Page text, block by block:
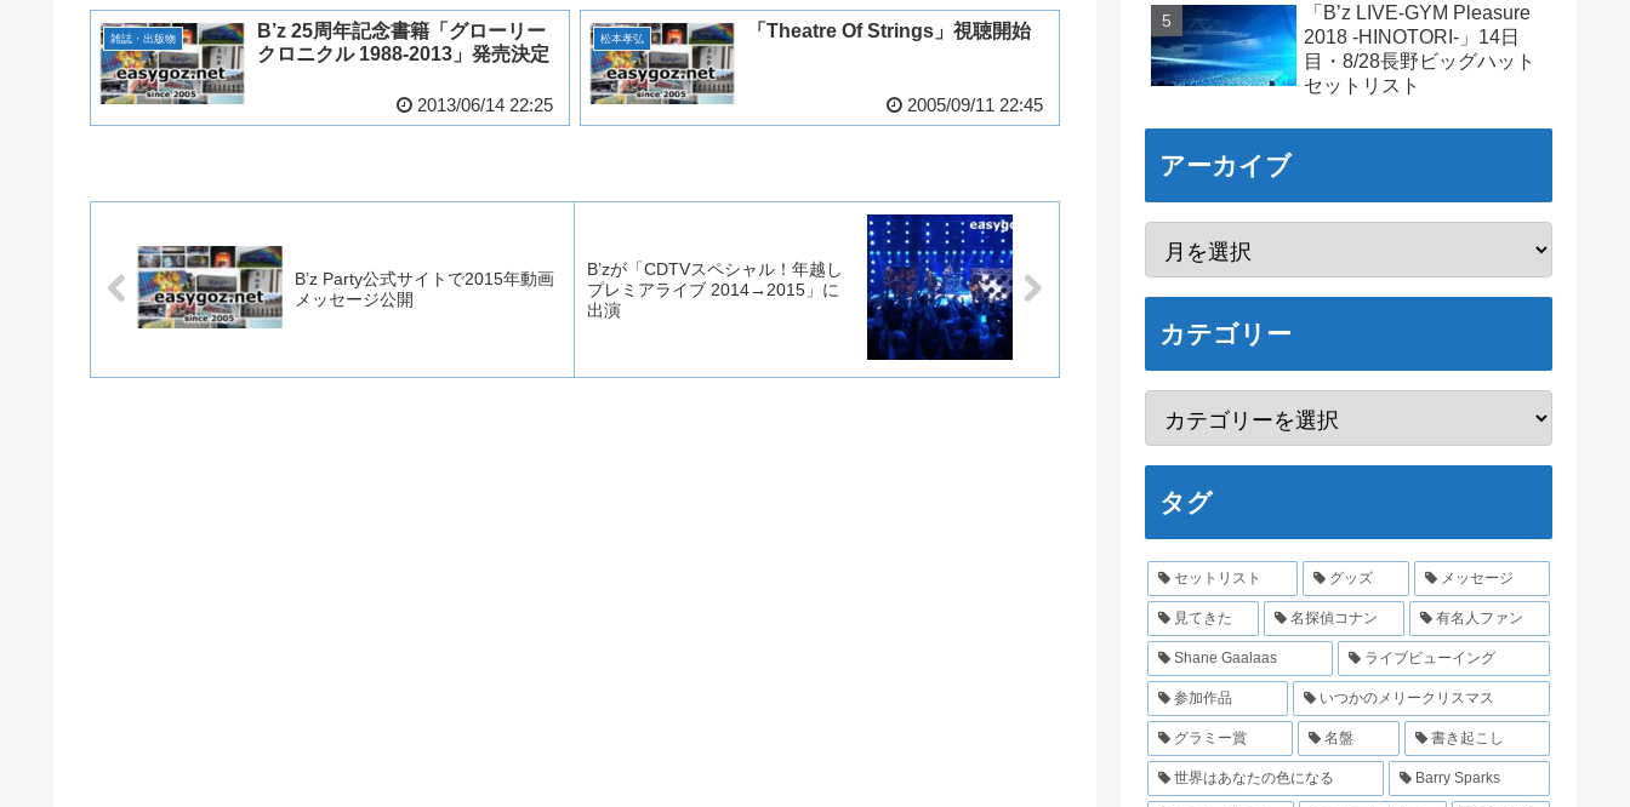
雑誌・出版物
B’z 25周年記念書籍「グローリー
クロニクル 1988-2013」発売決定
2013/06/14 22:25
松本孝弘 「Theatre Of Strings」視聴開始
2005/09/11 22:45
B’z Party公式サイトで2015年動画
メッセージ公開
B’zが「CDTVスペシャル！年越し
プレミアライブ 2014→2015」に
出演
「B’z LIVE-GYM Pleasure
2018 -HINOTORI-」14日
目・8/28長野ビッグハット
セットリスト
アーカイブ
カテゴリー
タグ
セットリスト グッズ メッセージ
見てきた 名探偵コナン 有名人ファン
Shane Gaalaas ライブビューイング
参加作品 いつかのメリークリスマス
グラミー賞 名盤 書き起こし
世界はあなたの色になる Barry Sparks